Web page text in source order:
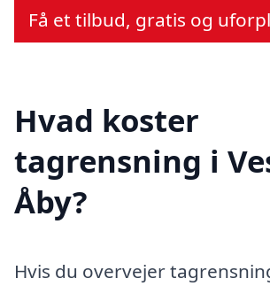
Få et tilbud, gratis og
Hvad koster
tagrensning i
Åby?
Hvis du overvejer